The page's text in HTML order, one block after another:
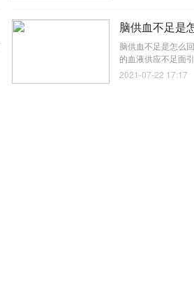
脑供血不足是
脑供血不足是怎么
的血液供应不足面
2021-07-22 17:17